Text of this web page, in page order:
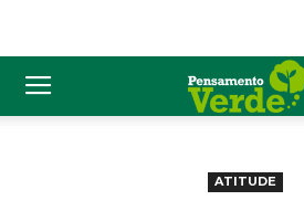
ATITUDE